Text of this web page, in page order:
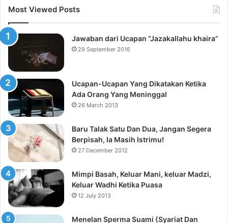
Most Viewed Posts
Jawaban dari Ucapan “Jazakallahu khaira”
29 September 2016
Ucapan-Ucapan Yang Dikatakan Ketika
Ada Orang Yang Meninggal
26 March 2013
Baru Talak Satu Dan Dua, Jangan Segera
Berpisah, Ia Masih Istrimu!
27 December 2012
Mimpi Basah, Keluar Mani, keluar Madzi,
Keluar Wadhi Ketika Puasa
12 July 2013
Menelan Sperma Suami (Syariat Dan